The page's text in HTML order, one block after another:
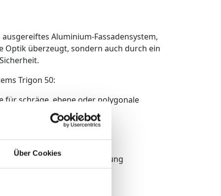
Über Cookies
Aluminium-Fassadensystem,
Optik überzeugt, sondern auch durch ein
Trigon 50:
für schräge, ebene oder polygonale
3
für bessere Wärmedämmung